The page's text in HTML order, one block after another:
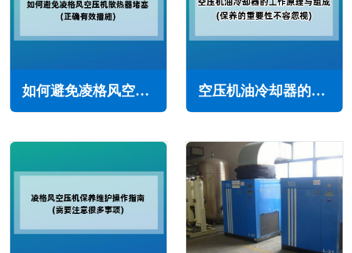
如何避免凌格风空压机散热器堵塞(正确有效措施) 空压机油冷却器的工作原理与组成(保养的重要性不容忽视)